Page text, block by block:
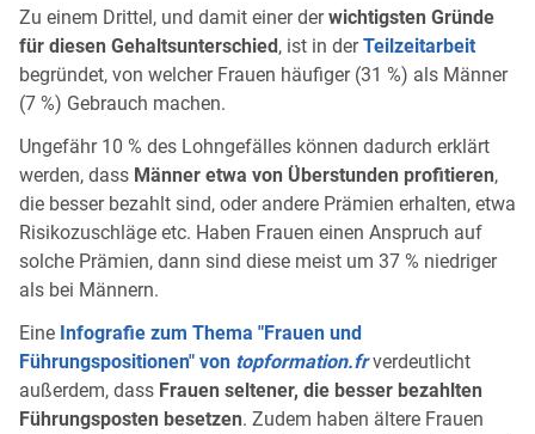
Zu einem Drittel, und damit einer derwichtigsten Gründe
für diesen Gehaltsunterschied, ist in derTeilzeitarbeit
begründet, von welcher Frauen häufiger (31 %) als Männer
(7 %) Gebrauch machen.
Ungefähr 10 % des Lohngefälles können dadurch erklärt
werden, dass Männer etwa von Überstunden profitieren,
die besser bezahlt sind, oder andere Prämien erhalten, etwa
Risikozuschläge etc. Haben Frauen einen Anspruch auf
solche Prämien, dann sind diese meist um 37 % niedriger
als bei Männern.
Eine Infografie zum Thema "Frauen und
Führungspositionen" von topformation.frverdeutlicht
außerdem, dass Frauen seltener, die besser bezahlten
Führungsposten besetzen. Zudem haben ältere Frauen